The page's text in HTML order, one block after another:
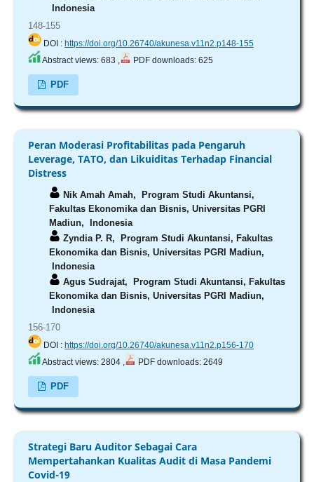
Indonesia
148-155
DOI : https://doi.org/10.26740/akunesa.v11n2.p148-155
Abstract views: 683 ,
PDF downloads: 625
PDF
Peran Moderasi Profitabilitas pada Pengaruh
Leverage, TATO, dan Likuiditas Terhadap Financial
Distress
Nik Amah Amah, Program Studi Akuntansi,
Fakultas Ekonomika dan Bisnis, Universitas PGRI
Madiun, Indonesia
Zyndia P. R, Program Studi Akuntansi, Fakultas
Ekonomika dan Bisnis, Universitas PGRI Madiun,
Indonesia
Agus Sudrajat, Program Studi Akuntansi, Fakultas
Ekonomika dan Bisnis, Universitas PGRI Madiun,
Indonesia
156-170
DOI : https://doi.org/10.26740/akunesa.v11n2.p156-170
Abstract views: 2804 ,
PDF downloads: 2649
PDF
Strategi Baru Auditor Sebagai Cara
Mempertahankan Kualitas Audit di Masa Pandemi
Covid-19